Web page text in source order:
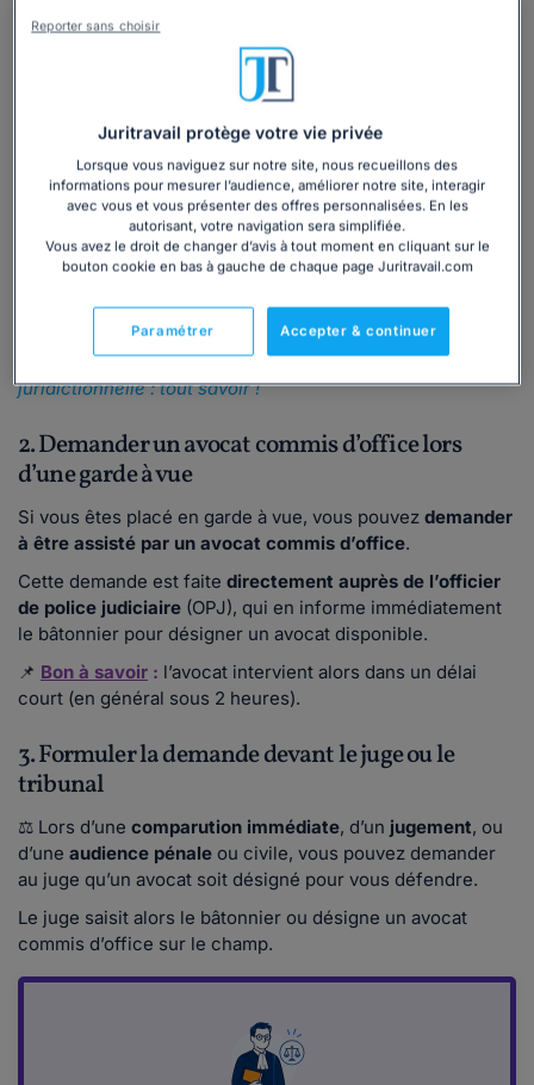
1. Faire une demande au bâtonnier de l’ordre des
Vous pouvez adresser une demande écrite au
La demande doit généralement contenir :
unelettre motivée(expliquant la situation) ;
convocation au tribunal(ou un document prouvant la
procédure en cours) ;
vosjustificatifs de ressources(en cas de demande
Vous souhaitez savoir en quoi consiste l'aide
juridictionnelle ? Consultez notre actualité dédiée :
juridictionnelle : tout savoir !
2. Demander un avocat commis d’office lors
d’une garde à vue
Si vous êtes placé en garde à vue, vous pouvez demander
à être assisté par un avocat commis d’office.
Cette demande est faite directement auprès de l’officier
de police judiciaire (OPJ), qui en informe immédiatement
le bâtonnier pour désigner un avocat disponible.
📌 Bon à savoir : l’avocat intervient alors dans un délai
court (en général sous 2 heures).
3. Formuler la demande devant le juge ou le
tribunal
⚖ Lors d’une comparution immédiate, d’un jugement, ou
d’une audience pénale ou civile, vous pouvez demander
au juge qu’un avocat soit désigné pour vous défendre.
Le juge saisit alors le bâtonnier ou désigne un avocat
commis d’office sur le champ.
Juritravail protège votre vie privée
Lorsque vous naviguez sur notre site, nous recueillons des
informations pour mesurer l’audience, améliorer notre site, interagir
avec vous et vous présenter des offres personnalisées. En les
autorisant, votre navigation sera simplifiée.
Vous avez le droit de changer d’avis à tout moment en cliquant sur le
bouton cookie en bas à gauche de chaque page Juritravail.com
Accepter & continuer
Paramétrer
Reporter sans choisir